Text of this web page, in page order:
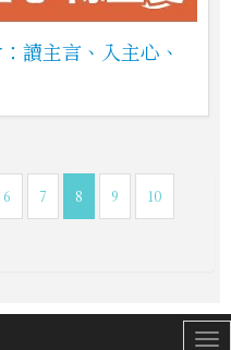
讀主言、入主心、
6 7 8 9 10